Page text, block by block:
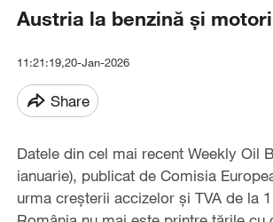
Austria la benzină și
11:21:19,20-Jan-2026
Share
Datele din cel mai recent Weekly Oil
ianuarie), publicat de Comisia
urma creșterii accizelor și TVA de la